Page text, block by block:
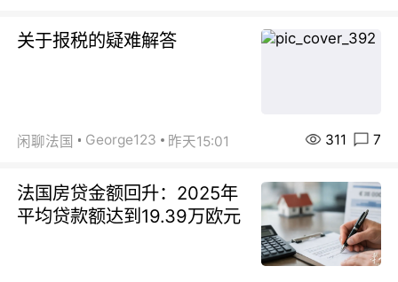
关于报税的疑难解答
闲聊法国 George123 昨天15:01 311 7
法国房贷金额回升：2025年
平均贷款额达到19.39万欧元